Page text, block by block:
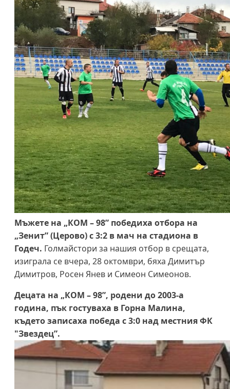
Мъжете на „КОМ – 98” победиха отбора на
„Зенит” (Церово) с 3:2 в мач на стадиона в
Годеч. Голмайстори за нашия отбор в срещата,
изиграла се вчера, 28 октомври, бяха Димитър
Димитров, Росен Янев и Симеон Симеонов.
Децата на „КОМ – 98”, родени до 2003-а
година, пък гостуваха в Горна Малина,
където записаха победа с 3:0 над местния ФК
"Звездец”.